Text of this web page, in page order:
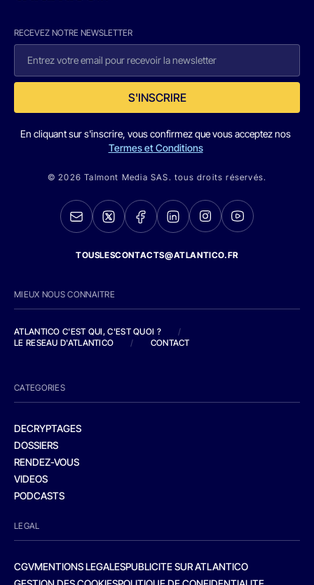
RECEVEZ NOTRE NEWSLETTER
S'INSCRIRE
En cliquant sur s'inscrire, vous confirmez que vous acceptez nos
Termes et Conditions
© 2026 Talmont Media SAS. tous droits réservés.
TOUSLESCONTACTS@ATLANTICO.FR
MIEUX NOUS CONNAITRE
ATLANTICO C'EST QUI, C'EST QUOI ?
/
LE RESEAU D'ATLANTICO
/ CONTACT
CATEGORIES
DECRYPTAGES
DOSSIERS
RENDEZ-VOUS
VIDEOS
PODCASTS
LEGAL
CGVMENTIONS LEGALESPUBLICITE SUR ATLANTICO